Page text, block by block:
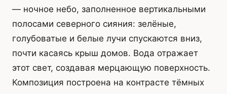
— ночное небо, заполненное вертикальными
полосами северного сияния: зелёные,
голубоватые и белые лучи спускаются вниз,
почти касаясь крыш домов. Вода отражает
этот свет, создавая мерцающую поверхность.
Композиция построена на контрасте тёмных